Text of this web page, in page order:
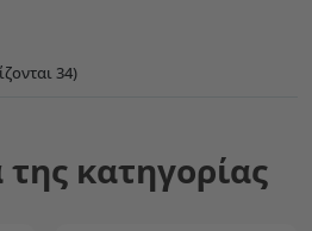
34)
κατηγορίας